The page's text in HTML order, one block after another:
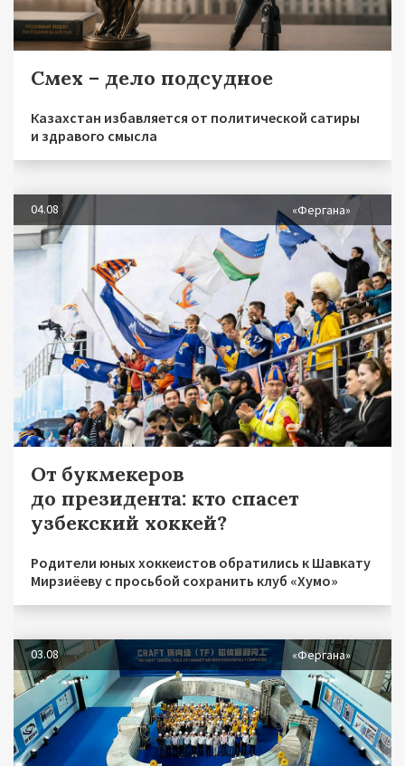
Смех – дело подсудное
Казахстан избавляется от политической сатиры
и здравого смысла
04.08 «Фергана»
От букмекеров
до президента: кто спасет
узбекский хоккей?
Родители юных хоккеистов обратились к Шавкату
Мирзиёеву с просьбой сохранить клуб «Хумо»
03.08 «Фергана»